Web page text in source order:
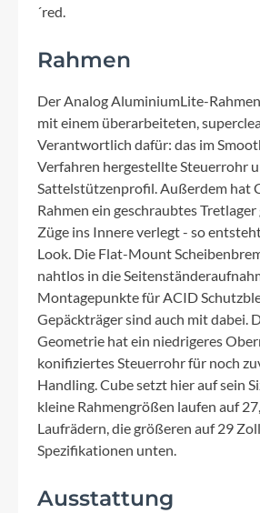
´red.
Rahmen
Der Analog AluminiumLite-
mit einem überarbeiteten,
Verantwortlich dafür: das im
Verfahren hergestellte Steuerrohr
Sattelstützenprofil. Außerdem hat
Rahmen ein geschraubtes
Züge ins Innere verlegt - so
Look. Die Flat-Mount
nahtlos in die
Montagepunkte für ACID
Gepäckträger sind auch mit dabei.
Geometrie hat ein niedrigeres
konifiziertes Steuerrohr für noch
Handling. Cube setzt hier auf sein
kleine Rahmengrößen laufen auf
Laufrädern, die größeren auf 29
Spezifikationen unten.
Ausstattung